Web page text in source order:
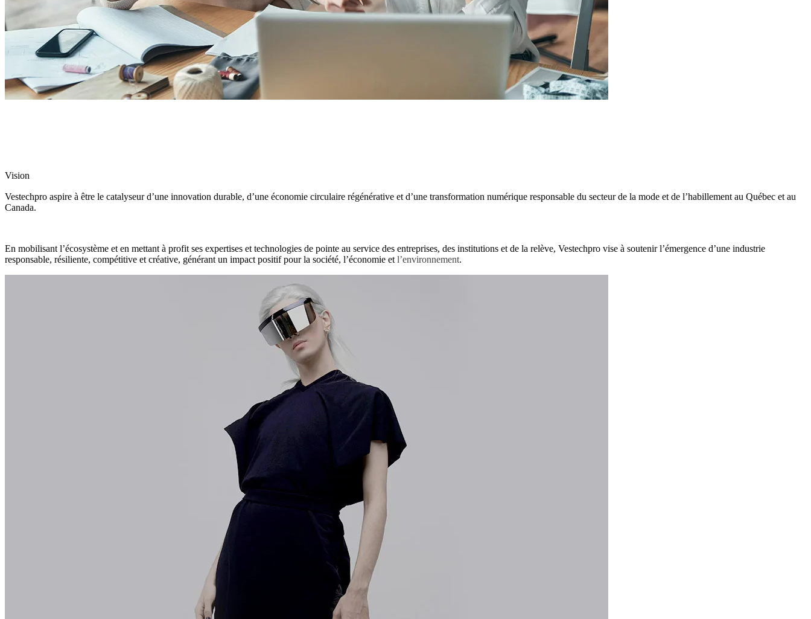
Vision
Vestechpro aspire à être le catalyseur d’une innovation durable, d’une économie circulaire régénérative et d’une transformation numérique responsable du secteur de la mode et de l’habillement au Québec et au
Canada.
En mobilisant l’écosystème et en mettant à profit ses expertises et technologies de pointe au service des entreprises, des institutions et de la relève, Vestechpro vise à soutenir l’émergence d’une industrie
responsable, résiliente, compétitive et créative, générant un impact positif pour la société, l’économie et l’environnement.